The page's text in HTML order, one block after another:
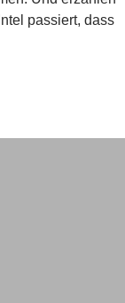
passiert, dass
dominiert den